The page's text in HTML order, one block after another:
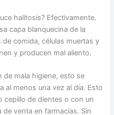
halitosis? Efectivamente.
capa blanquecina de la
comida, células muertas y
y producen mal aliento.
de mala higiene, esto se
al menos una vez al día. Esto
cepillo de dientes o con un
venta en farmacias. Sin